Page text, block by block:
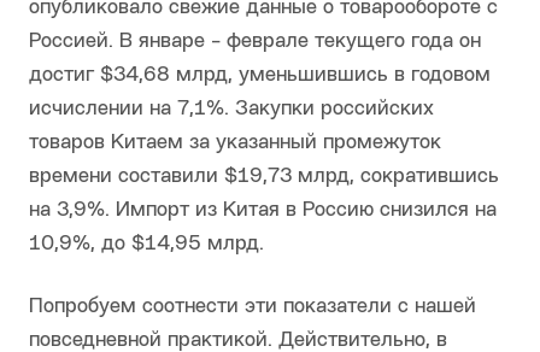
опубликовало свежие данные о товарообороте с
Россией. В январе - феврале текущего года он
достиг $34,68 млрд, уменьшившись в годовом
исчислении на 7,1%. Закупки российских
товаров Китаем за указанный промежуток
времени составили $19,73 млрд, сократившись
на 3,9%. Импорт из Китая в Россию снизился на
10,9%, до $14,95 млрд.
Попробуем соотнести эти показатели с нашей
повседневной практикой. Действительно, в